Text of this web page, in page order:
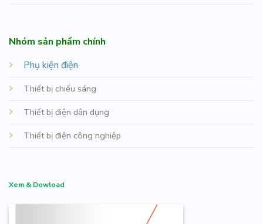
Nhóm sản phẩm chính
Phụ kiện điện
Thiết bị chiếu sáng
Thiết bị điện dân dụng
Thiết bị điện công nghiệp
Xem & Dowload